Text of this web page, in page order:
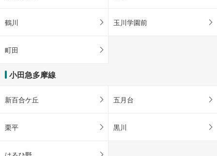
鶴川 玉川学園前
町田
小田急多摩線
新百合ケ丘 五月台
栗平 黒川